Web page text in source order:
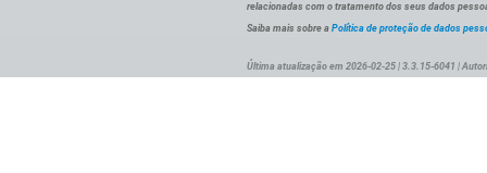
relacionadas com o tratamento dos seus dados
Saiba mais sobre a Política de proteção de dados
Última atualização em 2026-02-25 | 3.3.15-6041 |